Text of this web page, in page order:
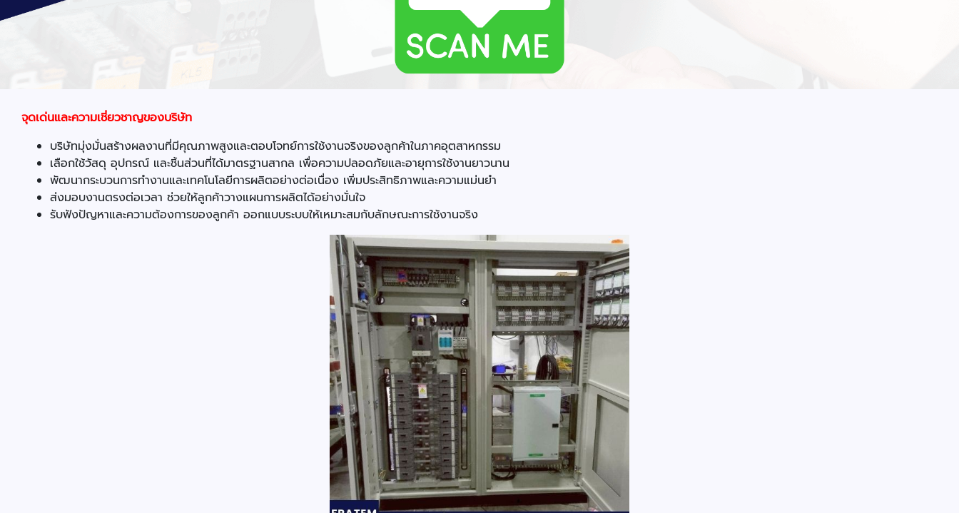
จุดเด่นและความเชี่ยวชาญของบริษัท
บริษัทมุ่งมั่นสร้างผลงานที่มีคุณภาพสูงและตอบโจทย์การใช้งานจริงของลูกค้าในภาคอุตสาหกรรม
เลือกใช้วัสดุ อุปกรณ์ และชิ้นส่วนที่ได้มาตรฐานสากล เพื่อความปลอดภัยและอายุการใช้งานยาวนาน
พัฒนากระบวนการทำงานและเทคโนโลยีการผลิตอย่างต่อเนื่อง เพิ่มประสิทธิภาพและความแม่นยำ
ส่งมอบงานตรงต่อเวลา ช่วยให้ลูกค้าวางแผนการผลิตได้อย่างมั่นใจ
รับฟังปัญหาและความต้องการของลูกค้า ออกแบบระบบให้เหมาะสมกับลักษณะการใช้งานจริง